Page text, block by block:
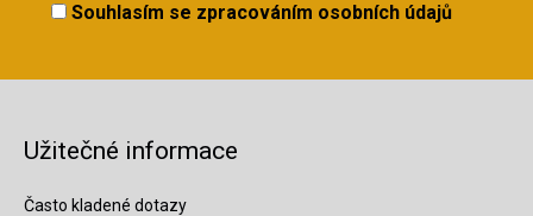
Souhlasím se zpracováním osobních údajů
Užitečné informace
Často kladené dotazy